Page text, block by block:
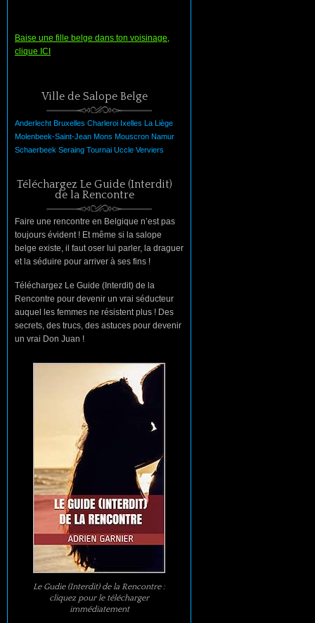
Baise une fille belge dans ton voisinage,
clique ICI
Ville de Salope Belge
Anderlecht Bruxelles Charleroi Ixelles La Liège
Molenbeek-Saint-Jean Mons Mouscron Namur
Schaerbeek Seraing Tournai Uccle Verviers
Téléchargez Le Guide (Interdit)
de la Rencontre
Faire une rencontre en Belgique n’est pas
toujours évident ! Et même si la salope
belge existe, il faut oser lui parler, la draguer
et la séduire pour arriver à ses fins !
Téléchargez Le Guide (Interdit) de la
Rencontre pour devenir un vrai séducteur
auquel les femmes ne résistent plus ! Des
secrets, des trucs, des astuces pour devenir
un vrai Don Juan !
Le Gudie (Interdit) de la Rencontre :
cliquez pour le télécharger
immédiatement